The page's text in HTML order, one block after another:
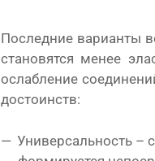
Последние варианты
становятся менее
ослабление
достоинств:
Универсальность –